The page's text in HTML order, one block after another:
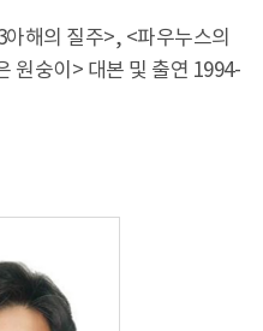
아해의 질주>, <파우누스의
원숭이> 대본 및 출연 1994-